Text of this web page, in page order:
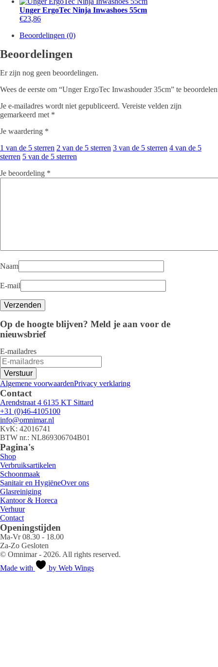
Unger ErgoTec Ninja Inwashoes 55cm
€23,86
Beoordelingen (0)
Beoordelingen
Er zijn nog geen beoordelingen.
Wees de eerste om “Unger ErgoTec Inwashouder 35cm” te beoordelen
Je e-mailadres wordt niet gepubliceerd. Vereiste velden zijn
gemarkeerd met *
Je waardering *
1 van de 5 sterren 2 van de 5 sterren 3 van de 5 sterren 4 van de 5
sterren 5 van de 5 sterren
Je beoordeling *
Naam
E-mail
Op de hoogte blijven? Meld je aan voor de
nieuwsbrief
E-mailadres
Verstuur
Algemene voorwaardenPrivacy verklaring
Contact
Arendstraat 4 6135 KT Sittard
+31 (0)46-4105100
info@omnimar.nl
KvK: 42016741
BTW nr.: NL869306704B01
Pagina's
Shop
Verbruiksartikelen
Schoonmaak
Sanitair en HygiëneOver ons
Glasreiniging
Kantoor & Horeca
Verhuur
Contact
Openingstijden
Ma-Vr 08.30 - 18.00
Za-Zo Gesloten
© Omnimar - 2026. All rights reserved.
Made with
by Web Wings